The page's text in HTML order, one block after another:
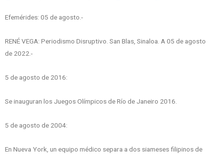
Efemérides: 05 de agosto.-
RENÉ VEGA: Periodismo Disruptivo. San Blas, Sinaloa. A 05 de agosto
de 2022.-
5 de agosto de 2016:
Se inauguran los Juegos Olímpicos de Río de Janeiro 2016.
5 de agosto de 2004:
En Nueva York, un equipo médico separa a dos siameses filipinos de